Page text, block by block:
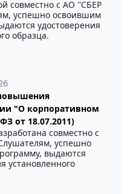
совместно с АО ''СБЕР
успешно освоившим
удостоверения
образца.
"О корпоративном
от 18.07.2011)
совместно с
успешно
выдаются
установленного